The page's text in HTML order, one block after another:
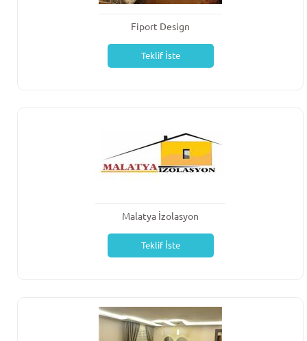
Fiport Design
Teklif İste
Malatya İzolasyon
Teklif İste